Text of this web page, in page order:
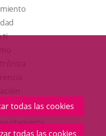
todas las cookies
todas las cookies
ti
en
una
ventana
aplicación
externa.